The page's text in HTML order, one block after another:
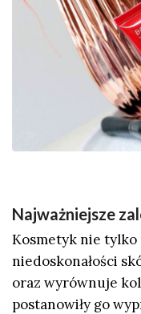
Najważniejsze
Kosmetyk nie
niedoskonałości
oraz wyrównuje
postanowiły go